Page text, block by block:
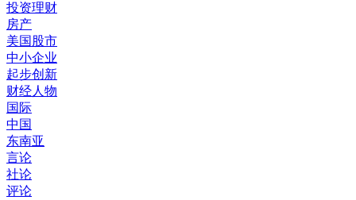
投资理财
房产
美国股市
中小企业
起步创新
财经人物
国际
中国
东南亚
言论
社论
评论